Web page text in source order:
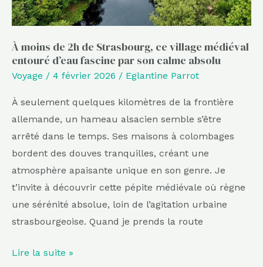
À moins de 2h de Strasbourg, ce village médiéval
entouré d’eau fascine par son calme absolu
Voyage / 4 février 2026 / Eglantine Parrot
À seulement quelques kilomètres de la frontière
allemande, un hameau alsacien semble s’être
arrêté dans le temps. Ses maisons à colombages
bordent des douves tranquilles, créant une
atmosphère apaisante unique en son genre. Je
t’invite à découvrir cette pépite médiévale où règne
une sérénité absolue, loin de l’agitation urbaine
strasbourgeoise. Quand je prends la route
médiéval
entouré
d’eau
fascine
par
son
Lire la suite »